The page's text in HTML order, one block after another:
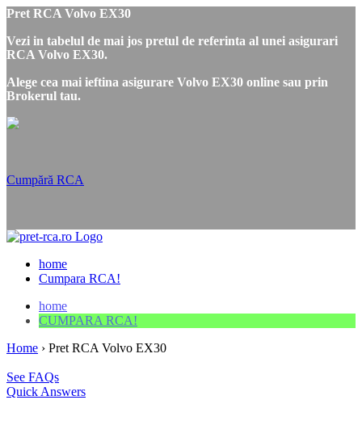
Pret RCA Volvo EX30
Vezi in tabelul de mai jos pretul de referinta al unei asigurari
RCA Volvo EX30.
Alege cea mai ieftina asigurare Volvo EX30 online sau prin
Brokerul tau.
Cumpără RCA
home
Cumpara RCA!
home
CUMPARA RCA!
Home › Pret RCA Volvo EX30
See FAQs
Quick Answers